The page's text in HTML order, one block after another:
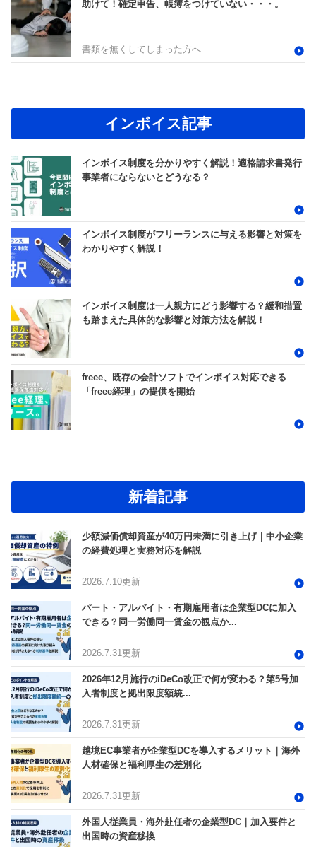
助けて！確定申告、帳簿をつけていない・・・。
書類を無くしてしまった方へ
インボイス記事
インボイス制度を分かりやすく解説！適格請求書発行
事業者にならないとどうなる？
インボイス制度がフリーランスに与える影響と対策を
わかりやすく解説！
インボイス制度は一人親方にどう影響する？緩和措置
も踏まえた具体的な影響と対策方法を解説！
freee、既存の会計ソフトでインボイス対応できる
「freee経理」の提供を開始
新着記事
少額減価償却資産が40万円未満に引き上げ｜中小企業
の経費処理と実務対応を解説
2026.7.10更新
パート・アルバイト・有期雇用者は企業型DCに加入
できる？同一労働同一賃金の観点か...
2026.7.31更新
2026年12月施行のiDeCo改正で何が変わる？第5号加
入者制度と拠出限度額統...
2026.7.31更新
越境EC事業者が企業型DCを導入するメリット｜海外
人材確保と福利厚生の差別化
2026.7.31更新
外国人従業員・海外赴任者の企業型DC｜加入要件と
出国時の資産移換